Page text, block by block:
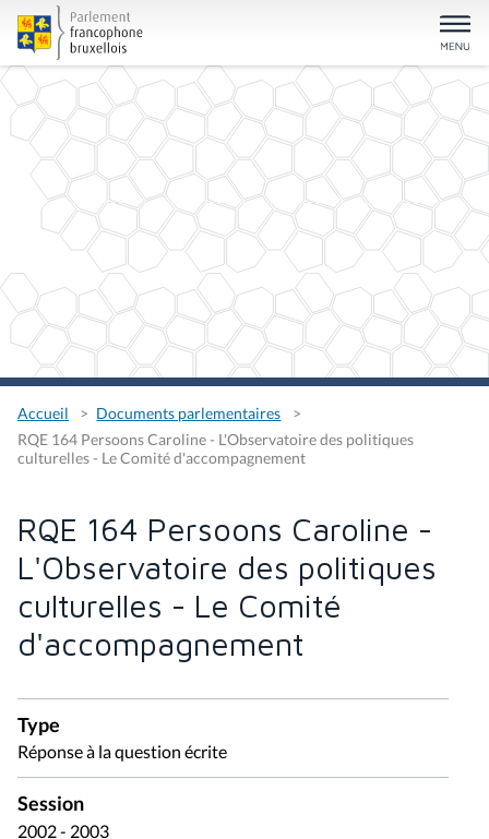
Accueil
Documents parlementaires
RQE 164 Persoons Caroline - L'Observatoire des politiques
culturelles - Le Comité d'accompagnement
RQE 164 Persoons Caroline -
L'Observatoire des politiques
culturelles - Le Comité
d'accompagnement
Type
Réponse à la question écrite
Session
2002 - 2003